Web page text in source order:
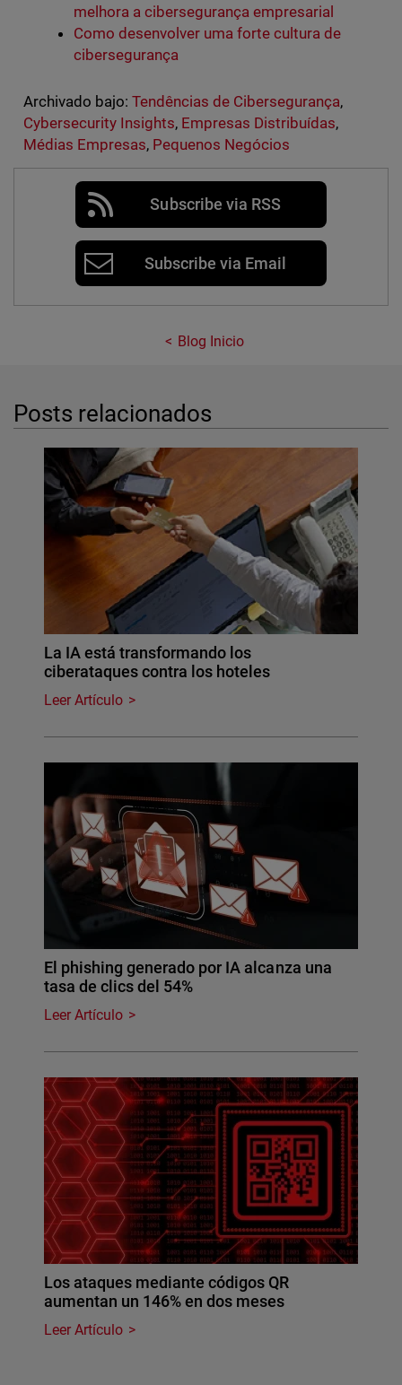
melhora a cibersegurança empresarial
Como desenvolver uma forte cultura de
cibersegurança
Archivado bajo: Tendências de Cibersegurança,
Cybersecurity Insights, Empresas Distribuídas,
Médias Empresas, Pequenos Negócios
Subscribe via RSS
Subscribe via Email
Blog Inicio
Posts relacionados
La IA está transformando los
ciberataques contra los hoteles
Leer Artículo
El phishing generado por IA alcanza una
tasa de clics del 54%
Leer Artículo
Los ataques mediante códigos QR
aumentan un 146% en dos meses
Leer Artículo